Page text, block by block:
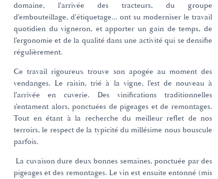
domaine, l'arrivée des tracteurs, du groupe
d'embouteillage, d'étiquetage... ont su moderniser le travail
quotidien du vigneron, et apporter un gain de temps, de
l'ergonomie et de la qualité dans une activité qui se densifie
régulièrement.
Ce travail rigoureux trouve son apogée au moment des
vendanges. Le raisin, trié à la vigne, l'est de nouveau à
l'arrivée en cuverie. Des vinifications traditionnelles
s'entament alors, ponctuées de pigeages et de remontages.
Tout en étant à la recherche du meilleur reflet de nos
terroirs, le respect de la typicité du millésime nous bouscule
parfois.
La cuvaison dure deux bonnes semaines, ponctuée par des
pigeages et des remontages. Le vin est ensuite entonné (mis